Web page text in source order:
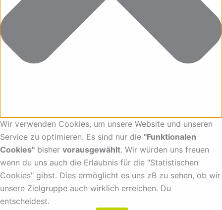
Wir verwenden Cookies, um unsere Website und unseren
Service zu optimieren. Es sind nur die "Funktionalen
Cookies" bisher vorausgewählt. Wir würden uns freuen
wenn du uns auch die Erlaubnis für die "Statistischen
Cookies" gibst. Dies ermöglicht es uns zB zu sehen, ob wir
unsere Zielgruppe auch wirklich erreichen. Du
entscheidest.